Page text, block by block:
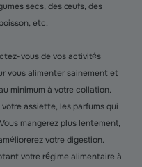
secs, des œufs, des
etc.
vous de vos activités
vous alimenter sainement et
minimum à votre collation.
assiette, les parfums qui
mangerez plus lentement,
votre digestion.
votre régime alimentaire à